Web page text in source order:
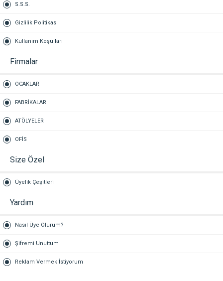
S.S.S.
Gizlilik Politikası
Kullanım Koşulları
Firmalar
OCAKLAR
FABRİKALAR
ATÖLYELER
OFİS
Size Özel
Üyelik Çeşitleri
Yardım
Nasıl Üye Olurum?
Şifremi Unuttum
Reklam Vermek İstiyorum